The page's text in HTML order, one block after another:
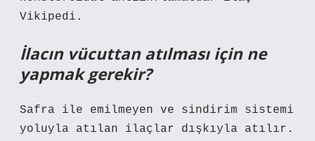
Vikipedi.
İlacın vücuttan atılması için ne
yapmak gerekir?
Safra ile emilmeyen ve sindirim sistemi
yoluyla atılan ilaçlar dışkıyla atılır.